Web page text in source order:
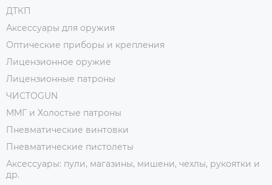
ДТКП
Аксессуары для оружия
Оптические приборы и крепления
Лицензионное оружие
Лицензионные патроны
ЧИСТОGUN
ММГ и Холостые патроны
Пневматические винтовки
Пневматические пистолеты
Аксессуары: пули, магазины, мишени, чехлы, рукоятки и
др.